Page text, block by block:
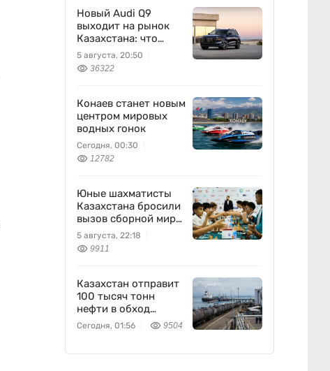
Новый Audi Q9
выходит на рынок
Казахстана: что
известно
5 августа, 20:50
36322
Конаев станет новым
центром мировых
водных гонок
Сегодня, 00:30
12782
Юные шахматисты
Казахстана бросили
вызов сборной мира
и выиграли
5 августа, 22:18
9911
Казахстан отправит
100 тысяч тонн
нефти в обход
России
Сегодня, 01:56 9504